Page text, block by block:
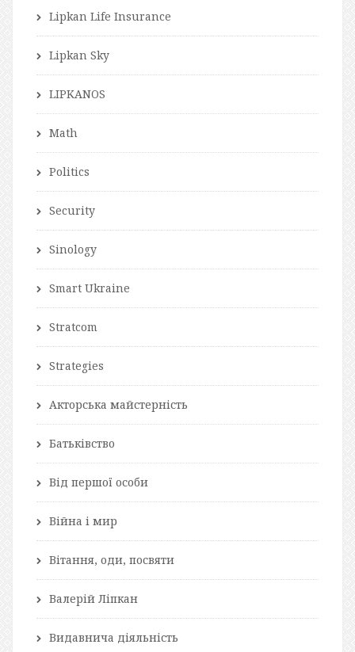
Lipkan Life Insurance
Lipkan Sky
LIPKANOS
Math
Politics
Security
Sinology
Smart Ukraine
Stratcom
Strategies
Акторська майстерність
Батьківство
Від першої особи
Війна і мир
Вітання, оди, посвяти
Валерій Ліпкан
Видавнича діяльність